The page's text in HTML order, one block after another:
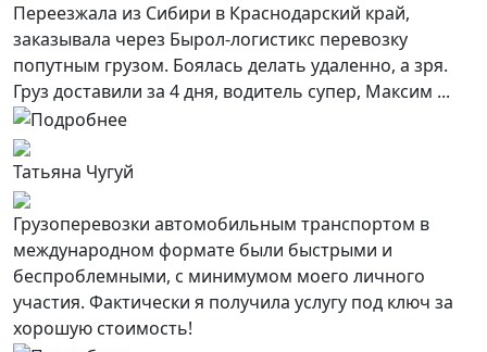
Переезжала из Сибири в Краснодарский край,
заказывала через Бырол-логистикс перевозку
попутным грузом. Боялась делать удаленно, а зря.
Груз доставили за 4 дня, водитель супер, Максим ...
Татьяна Чугуй
Грузоперевозки автомобильным транспортом в
международном формате были быстрыми и
беспроблемными, с минимумом моего личного
участия. Фактически я получила услугу под ключ за
хорошую стоимость!